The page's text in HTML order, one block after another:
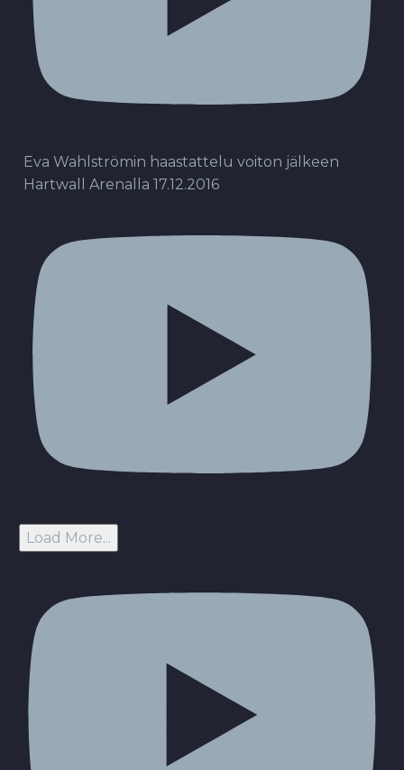
Eva Wahlströmin haastattelu voiton jälkeen
Hartwall Arenalla 17.12.2016
Load More...